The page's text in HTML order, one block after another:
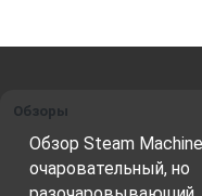
Обзоры
Обзор Steam
очаровательный, но